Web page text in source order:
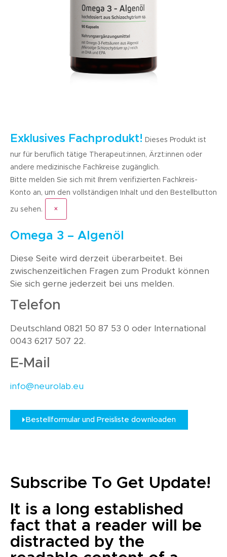
Veranstaltungen
Therapeutenfinder
Exklusives Fachprodukt! Dieses Produkt ist
nur für beruflich tätige Therapeut:innen, Ärzt:innen oder
andere medizinische Fachkreise zugänglich.
Bitte melden Sie sich mit Ihrem verifizierten Fachkreis-
Konto an, um den vollständigen Inhalt und den Bestellbutton
zu sehen. ×
Omega 3 – Algenöl
Diese Seite wird derzeit überarbeitet. Bei
zwischenzeitlichen Fragen zum Produkt können
Sie sich gerne jederzeit bei uns melden.
Telefon
Deutschland 0821 50 87 53 0 oder International
0043 6217 507 22.
E-Mail
info@neurolab.eu
Bestellformular und Preisliste downloaden
Subscribe To Get Update!
It is a long established
fact that a reader will be
distracted by the